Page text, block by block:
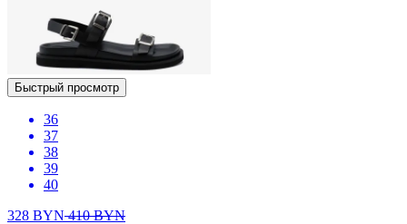
Быстрый просмотр
36
37
38
39
40
328 BYN410BYN